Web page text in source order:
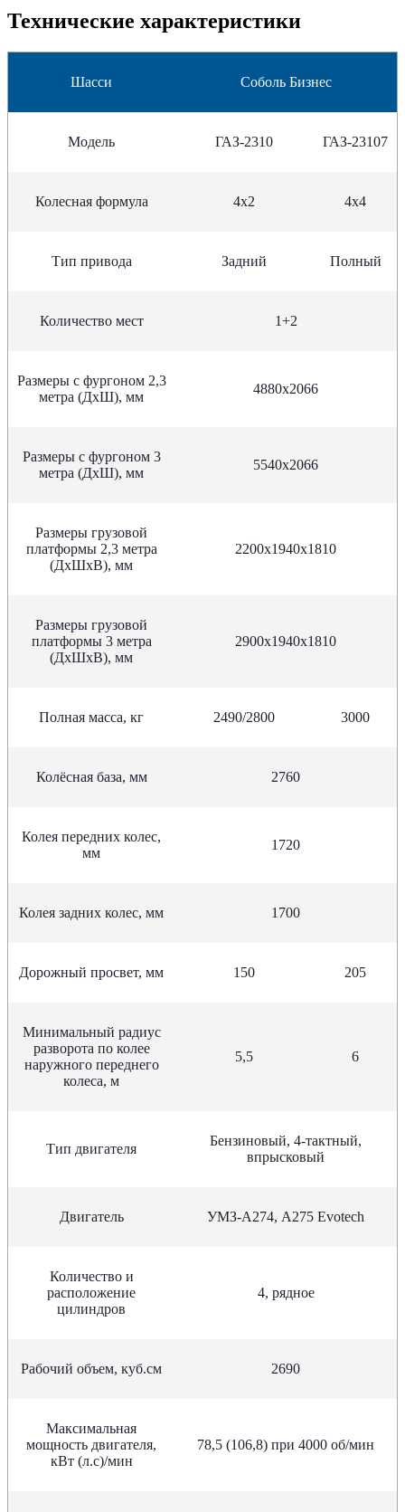
Технические характеристики
Шасси Соболь Бизнес
Модель ГАЗ-2310 ГАЗ-23107
Колесная формула 4х2 4х4
Тип привода Задний Полный
Количество мест 1+2
Размеры с фургоном 2,3
метра (ДхШ), мм
4880х2066
Размеры с фургоном 3
метра (ДхШ), мм
5540х2066
Размеры грузовой
платформы 2,3 метра
(ДхШхВ), мм
2200х1940х1810
Размеры грузовой
платформы 3 метра
(ДхШхВ), мм
2900х1940х1810
Полная масса, кг 2490/2800 3000
Колёсная база, мм 2760
Колея передних колес,
мм
1720
Колея задних колес, мм 1700
Дорожный просвет, мм 150 205
Минимальный радиус
разворота по колее
наружного переднего
колеса, м
5,5 6
Тип двигателя
Бензиновый, 4-тактный,
впрысковый
Двигатель УМЗ-А274, А275 Evotech
Количество и
расположение
цилиндров
4, рядное
Рабочий объем, куб.см 2690
Максимальная
мощность двигателя,
кВт (л.с)/мин
78,5 (106,8) при 4000 об/мин